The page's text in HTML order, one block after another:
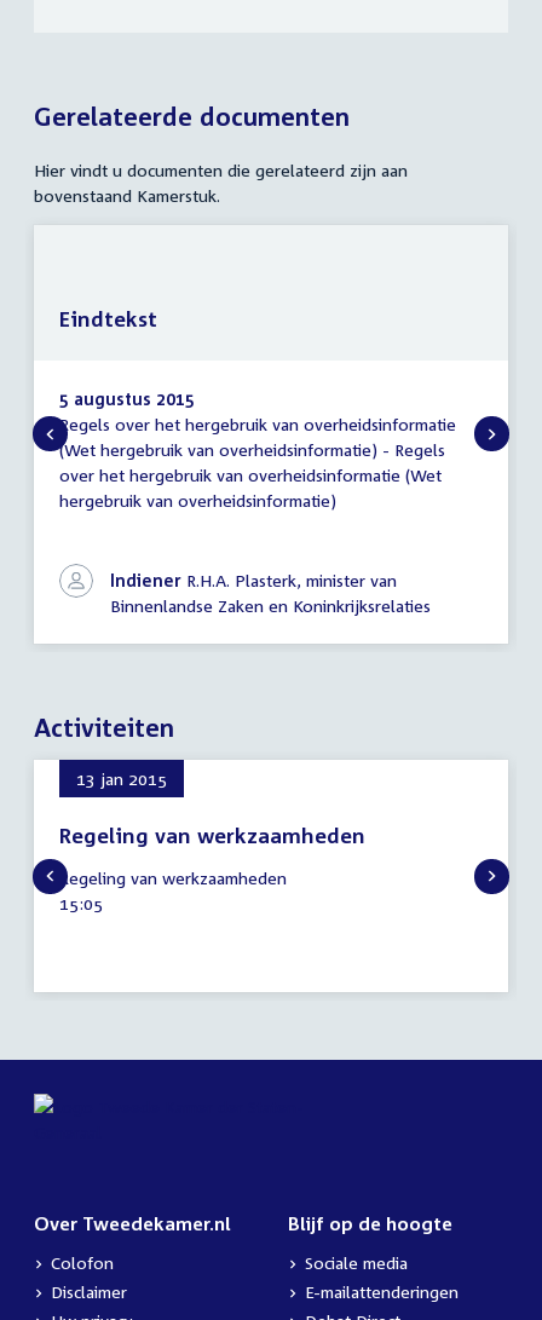
Gerelateerde documenten
Hier vindt u documenten die gerelateerd zijn aan
bovenstaand Kamerstuk.
Eindtekst
5 augustus 2015
Regels over het hergebruik van overheidsinformatie
(Wet hergebruik van overheidsinformatie) - Regels
over het hergebruik van overheidsinformatie (Wet
hergebruik van overheidsinformatie)
Indiener R.H.A. Plasterk, minister van
Binnenlandse Zaken en Koninkrijksrelaties
Eindtekst
Activiteiten
13 jan 2015
Regeling van werkzaamheden
13
januari
2015
Regeling van werkzaamheden
Tijd
15:05
Over Tweedekamer.nl
Colofon
Disclaimer
Blijf op de hoogte
Sociale media
E-mailattenderingen